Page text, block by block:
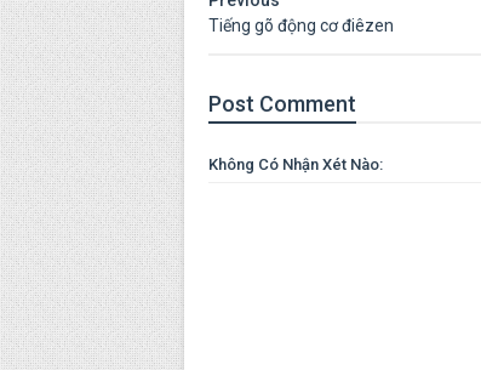
Tiếng gõ động cơ điêzen
Post Comment
Không Có Nhận Xét Nào: